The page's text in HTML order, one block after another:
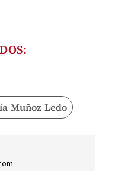
Muñoz Ledo